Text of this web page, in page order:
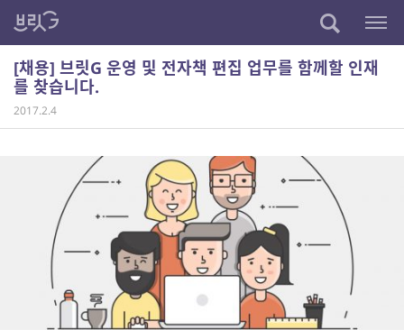
[채용] 브릿G 운영 및 전자책 편집 업무를 함께할 인재
를 찾습니다.
2017.2.4